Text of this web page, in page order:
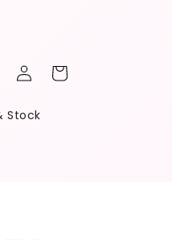
Stock
Accedi Carrello